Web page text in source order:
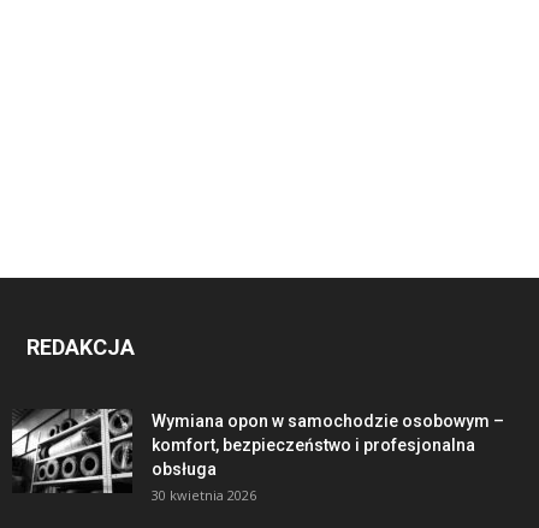
REDAKCJA
Wymiana opon w samochodzie osobowym –
komfort, bezpieczeństwo i profesjonalna
obsługa
30 kwietnia 2026